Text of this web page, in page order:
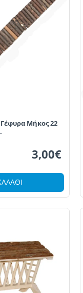
Γέφυρα Μήκος 22
3,00€